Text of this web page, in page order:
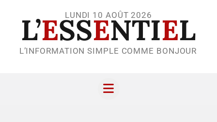
LUNDI 10 AOÛT 2026
L’ESSENTIEL
L’INFORMATION SIMPLE COMME BONJOUR